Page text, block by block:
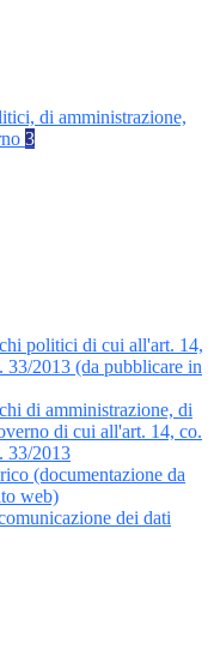
di amministrazione,
3
politici di cui all'art. 14,
33/2013 (da pubblicare in
di amministrazione, di
di cui all'art. 14, co.
33/2013
(documentazione da
web)
dei dati